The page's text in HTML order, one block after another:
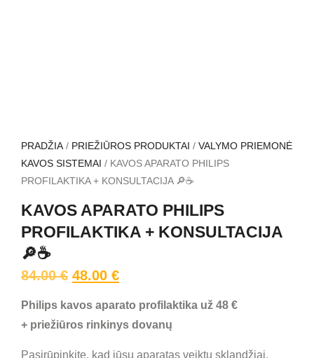
PRADŽIA / PRIEŽIŪROS PRODUKTAI / VALYMO PRIEMONĖ
KAVOS SISTEMAI / KAVOS APARATO PHILIPS
PROFILAKTIKA + KONSULTACIJA 🔎☕
KAVOS APARATO PHILIPS
PROFILAKTIKA + KONSULTACIJA
🔎☕
84.00€ 48.00 €
Philips kavos aparato profilaktika už 48 €
+ priežiūros rinkinys dovanų
Pasirūpinkite, kad jūsų aparatas veiktų sklandžiai,